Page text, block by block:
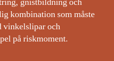
kombination som måste
vinkelslipar och
på riskmoment.